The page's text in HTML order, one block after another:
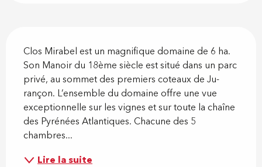
Clos Mira­bel est un mag­ni­fique do­maine de 6 ha.
Son Manoir du 18ème siè­cle est si­tué dans un parc
privé, au som­met des pre­miers coteaux de Ju­
rançon. L’ensem­ble du do­maine of­fre une vue
exceptionnelle sur les vi­gnes et sur toute la chaîne
des Pyrénées Atlantiques. Chacune des 5
chambres...
Lire la suite